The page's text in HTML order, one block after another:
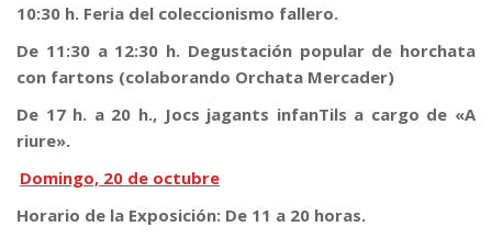
10:30 h. Feria del coleccionismo fallero.
De 11:30 a 12:30 h. Degustación popular de horchata
con fartons (colaborando Orchata Mercader)
De 17 h. a 20 h., Jocs jagants infanTils a cargo de «A
riure».
Domingo, 20 de octubre
Horario de la Exposición: De 11 a 20 horas.